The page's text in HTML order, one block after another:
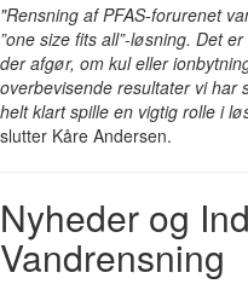
"Rensning af PFAS-forurenet
”one size fits all”-løsning. Det
der afgør, om kul eller
overbevisende resultater vi har
helt klart spille en vigtig rolle i
slutter Kåre Andersen.
Nyheder og
Vandrensning